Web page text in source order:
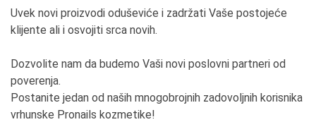
Uvek novi proizvodi oduševiće i zadržati Vaše postojeće
klijente ali i osvojiti srca novih.
Dozvolite nam da budemo Vaši novi poslovni partneri od
poverenja.
Postanite jedan od naših mnogobrojnih zadovoljnih korisnika
vrhunske Pronails kozmetike!